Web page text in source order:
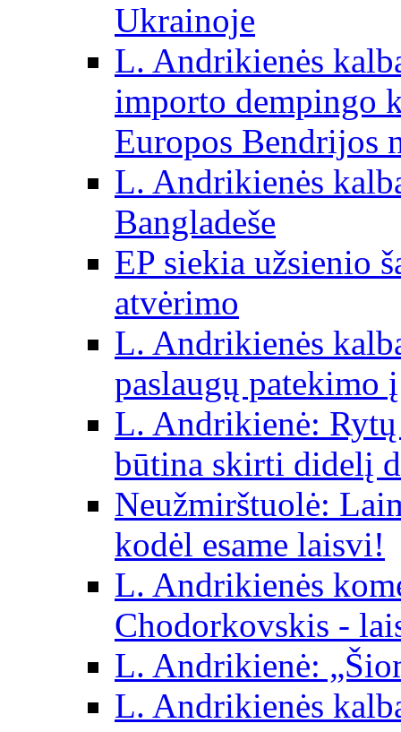
Ukrainoje
L. Andrikienės
importo dempingo
Europos Bendrijos
L. Andrikienės
Bangladeše
EP siekia užsienio
atvėrimo
L. Andrikienės
paslaugų
L. Andrikienė:
būtina skirti didelį
Neužmirštuolė:
kodėl esame laisvi!
L. Andrikienės
Chodorkovskis -
L. Andrikienė:
L. Andrikienės